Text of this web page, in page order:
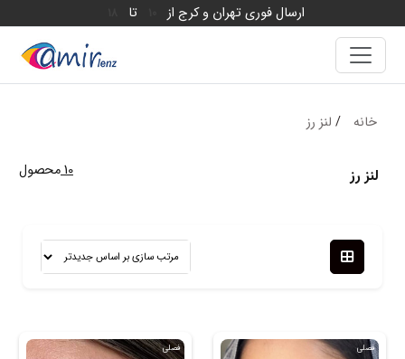
ارسال فوری تهران و کرج از تا
خانه / لنز رز
لنز رز 10محصول
فصلی فصلی